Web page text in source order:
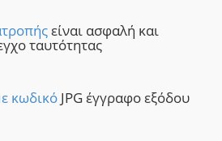
είναι ασφαλή και
ταυτότητας
κωδικό JPG έγγραφο εξόδου